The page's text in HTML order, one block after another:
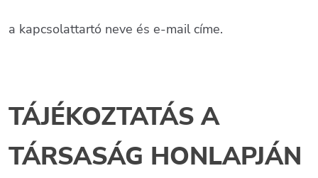
a kapcsolattartó neve és e-mail címe.
TÁJÉKOZTATÁS A
TÁRSASÁG HONLAPJÁN